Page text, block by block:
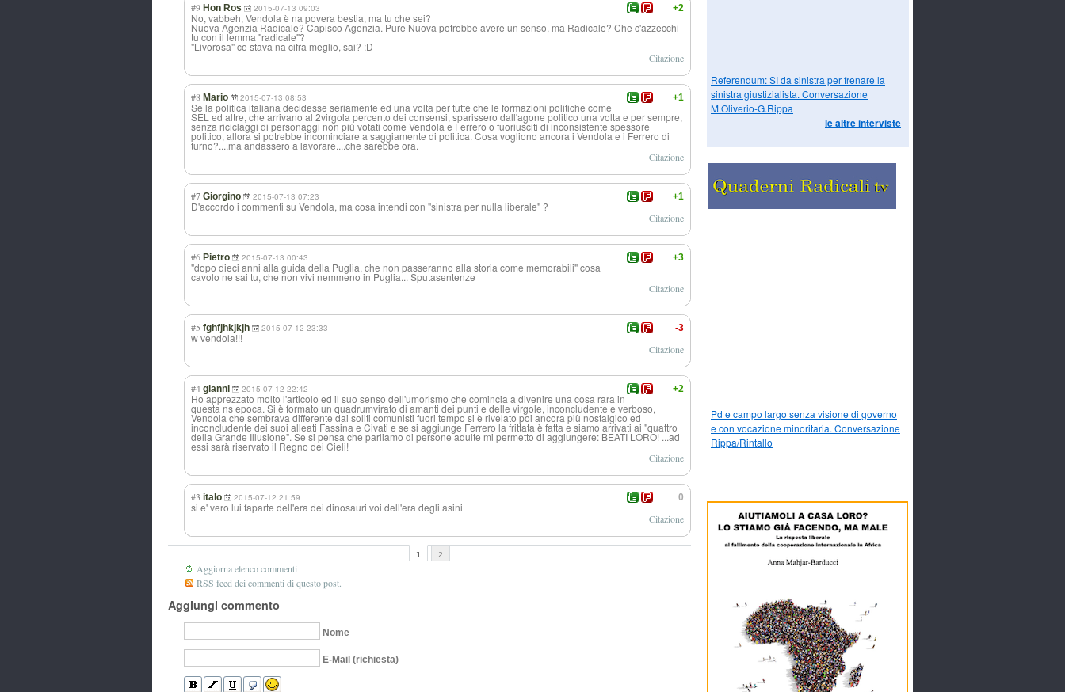
+2
#9 Hon Ros 2015-07-13 09:03
No, vabbeh, Vendola è na povera bestia, ma tu che sei?
Nuova Agenzia Radicale? Capisco Agenzia. Pure Nuova potrebbe avere un senso, ma Radicale? Che c'azzecchi
tu con il lemma "radicale"?
"Livorosa" ce stava na cifra meglio, sai? :D
Citazione
+1
#8 Mario 2015-07-13 08:53
Se la politica italiana decidesse seriamente ed una volta per tutte che le formazioni politiche come
SEL ed altre, che arrivano al 2virgola percento dei consensi, sparissero dall'agone politico una volta e per sempre,
senza riciclaggi di personaggi non più votati come Vendola e Ferrero o fuoriusciti di inconsistente spessore
politico, allora si potrebbe incominciare a saggiamente di politica. Cosa vogliono ancora i Vendola e i Ferrero di
turno?....ma andassero a lavorare....che sarebbe ora.
Citazione
+1
#7 Giorgino 2015-07-13 07:23
D'accordo i commenti su Vendola, ma cosa intendi con "sinistra per nulla liberale" ?
Citazione
+3
#6 Pietro 2015-07-13 00:43
"dopo dieci anni alla guida della Puglia, che non passeranno alla storia come memorabili" cosa
cavolo ne sai tu, che non vivi nemmeno in Puglia... Sputasentenze
Citazione
-3
#5 fghfjhkjkjh 2015-07-12 23:33
w vendola!!!
Citazione
+2
#4 gianni 2015-07-12 22:42
Ho apprezzato molto l'articolo ed il suo senso dell'umorismo che comincia a divenire una cosa rara in
questa ns epoca. Si è formato un quadrumvirato di amanti dei punti e delle virgole, inconcludente e verboso,
Vendola che sembrava differente dai soliti comunisti fuori tempo si è rivelato poi ancora più nostalgico ed
inconcludente dei suoi alleati Fassina e Civati e se si aggiunge Ferrero la frittata è fatta e siamo arrivati ai "quattro
della Grande Illusione". Se si pensa che parliamo di persone adulte mi permetto di aggiungere: BEATI LORO! ...ad
essi sarà riservato il Regno dei Cieli!
Citazione
0
#3 italo 2015-07-12 21:59
si e' vero lui faparte dell'era dei dinosauri voi dell'era degli asini
Citazione
1 2
Aggiorna elenco commenti
RSS feed dei commenti di questo post.
Aggiungi commento
Nome
E-Mail (richiesta)
Referendum: SI da sinistra per frenare la
sinistra giustizialista. Conversazione
M.Oliverio-G.Rippa
le altre interviste
Pd e campo largo senza visione di governo
e con vocazione minoritaria. Conversazione
Rippa/Rintallo